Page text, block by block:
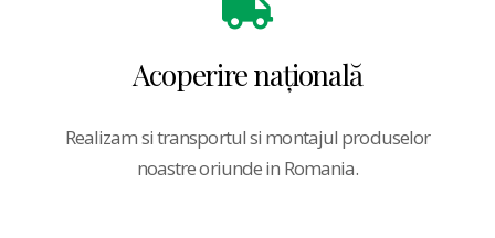
Acoperire națională
Realizam si transportul si montajul produselor
noastre oriunde in Romania.